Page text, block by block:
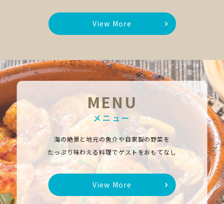
View More
MENU
メニュー
海の絶景と地元の魚介や自家製の野菜を
たっぷり味わえる料理でゲストをおもてなし
View More